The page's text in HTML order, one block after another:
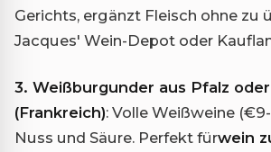
Gerichts, ergänzt Fleisch ohne zu
Jacques' Wein-Depot oder
3. Weißburgunder aus Pfalz oder
(Frankreich): Volle Weißweine
Nuss und Säure. Perfekt fürwein